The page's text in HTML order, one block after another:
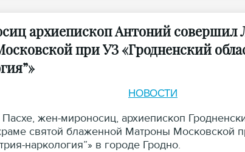
архиепископ Антоний совершил
при УЗ «Гродненский
НОВОСТИ
жен-мироносиц, архиепископ
святой блаженной Матроны Московской
наркология”» в городе Гродно.